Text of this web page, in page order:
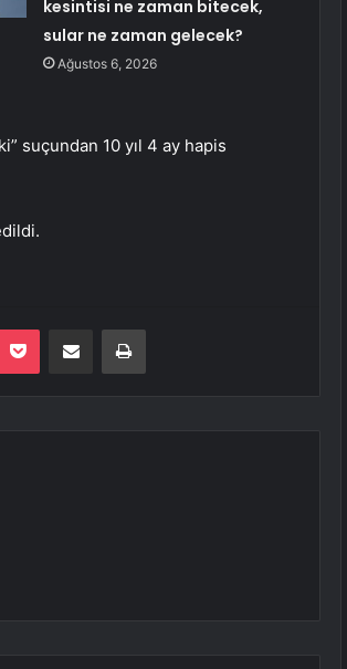
kesintisi ne zaman bitecek,
sular ne zaman gelecek?
Ağustos 6, 2026
suçundan 10 yıl 4 ay hapis
Pocket E-Posta ile paylaş Yazdır